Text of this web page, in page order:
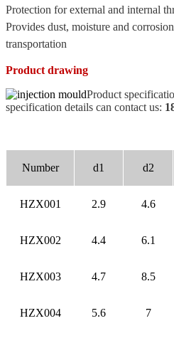
Protection for external and internal
Provides dust, moisture and
transportation
Product drawing
Product
specification details can contact us:
Number d1 d2
HZX001 2.9 4.6
HZX002 4.4 6.1
HZX003 4.7 8.5
HZX004 5.6 7